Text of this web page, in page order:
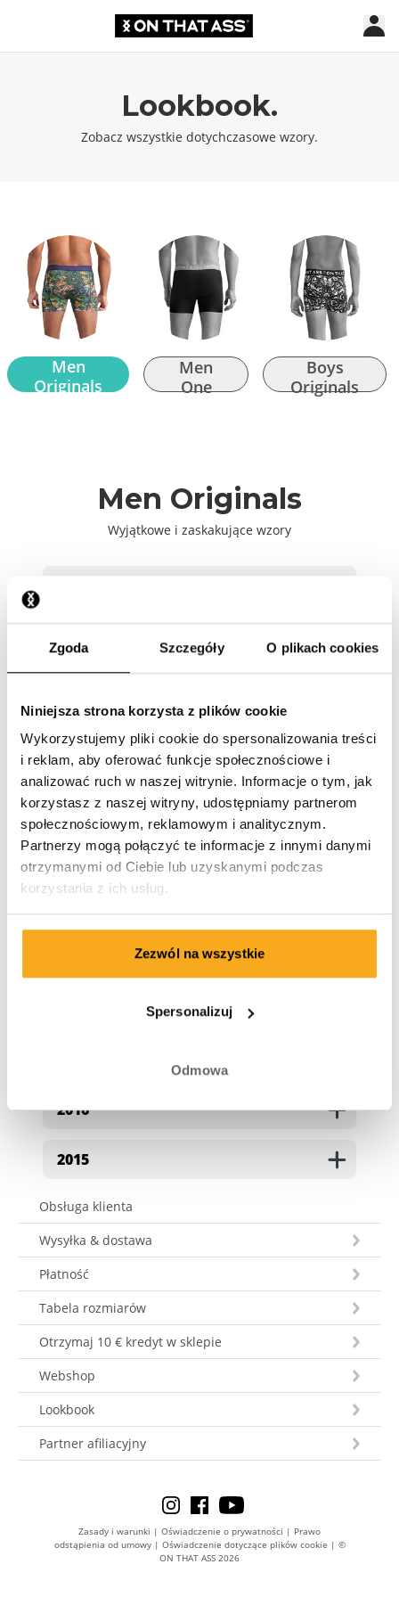
Zgoda Szczegóły O plikach cookies
Niniejsza strona korzysta z plików cookie
Wykorzystujemy pliki cookie do spersonalizowania treści
i reklam, aby oferować funkcje społecznościowe i
analizować ruch w naszej witrynie. Informacje o tym, jak
korzystasz z naszej witryny, udostępniamy partnerom
społecznościowym, reklamowym i analitycznym.
Partnerzy mogą połączyć te informacje z innymi danymi
otrzymanymi od Ciebie lub uzyskanymi podczas
korzystania z ich usług.
Zezwól na wszystkie
Spersonalizuj
Odmowa
Lookbook.
Zobacz wszystkie dotychczasowe wzory.
Men
Originals
Men
One
Boys
Originals
Men Originals
Wyjątkowe i zaskakujące wzory
2025
2024
2023
2022
2021
2020
2016
2015
Obsługa klienta
Wysyłka & dostawa
Płatność
Tabela rozmiarów
Otrzymaj 10 € kredyt w sklepie
Webshop
Lookbook
Partner afiliacyjny
Zasady i warunki | Oświadczenie o prywatności | Prawo
odstąpienia od umowy| Oświadczenie dotyczące plików cookie | ©
ON THAT ASS 2026